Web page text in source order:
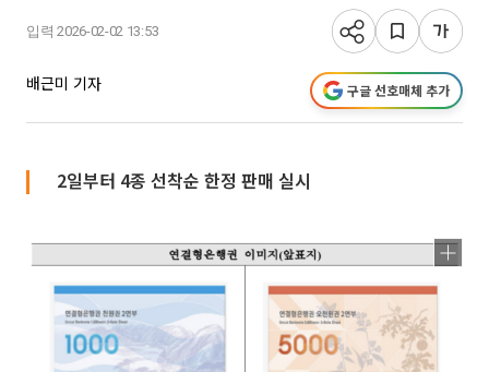
입력 2026-02-02 13:53
배근미 기자 구글 선호매체 추가
2일부터 4종 선착순 한정 판매 실시